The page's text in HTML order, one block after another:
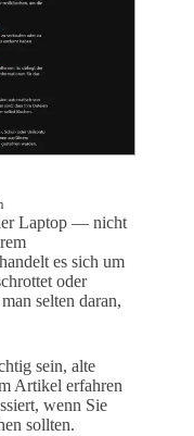
Laptop — nicht
es sich um
oder
selten daran,
sein, alte
Artikel erfahren
wenn Sie
sollten.